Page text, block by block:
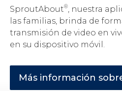
SproutAbout®
, nuestra
las familias, brinda de
transmisión de video en
en su dispositivo móvil.
Más información